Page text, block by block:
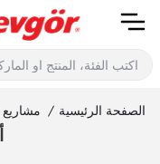
الصفحة الرئيسية / مشاريع